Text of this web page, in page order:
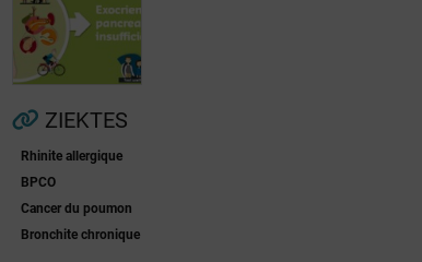
Voorkamerfibrillatie
Exocriene
pancreas-
insufficiëntie
ZIEKTES
Rhinite allergique
BPCO
Cancer du poumon
Bronchite chronique